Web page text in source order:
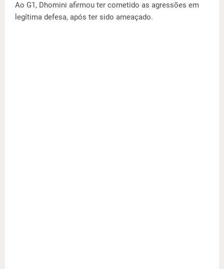
Ao G1, Dhomini afirmou ter cometido as agressões em
legítima defesa, após ter sido ameaçado.